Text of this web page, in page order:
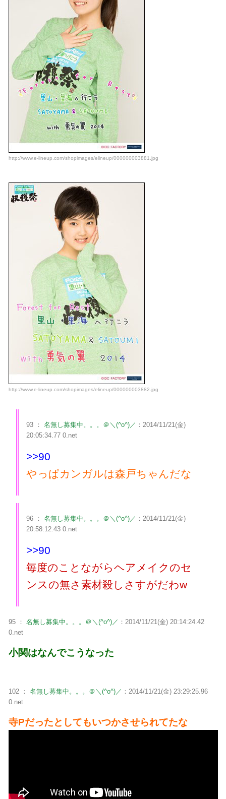
http://www.e-lineup.com/shopimages/elineup/000000003881.jpg
http://www.e-lineup.com/shopimages/elineup/000000003882.jpg
93 ： 名無し募集中。。。＠＼(^o^)／ ：2014/11/21(金)
20:05:34.77 0.net
>>90
やっぱカンガルは森戸ちゃんだな
96 ： 名無し募集中。。。＠＼(^o^)／ ：2014/11/21(金)
20:58:12.43 0.net
>>90
毎度のことながらヘアメイクのセ
ンスの無さ素材殺しさすがだわw
95 ： 名無し募集中。。。＠＼(^o^)／ ：2014/11/21(金) 20:14:24.42
0.net
小関はなんでこうなった
102 ： 名無し募集中。。。＠＼(^o^)／ ：2014/11/21(金) 23:29:25.96
0.net
寺Pだったとしてもいつかさせられてたな